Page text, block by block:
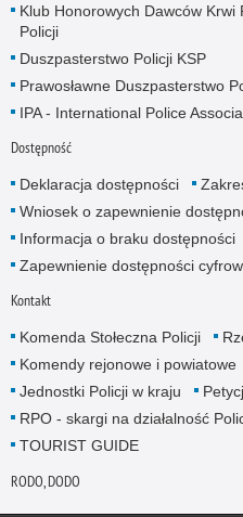
Klub Honorowych Dawców Krwi
Policji
Duszpasterstwo Policji KSP
Prawosławne Duszpasterstwo
IPA - International Police
Dostępność
Deklaracja dostępności
Wniosek o zapewnienie
Informacja o braku dostępności
Zapewnienie dostępności
Kontakt
Komenda Stołeczna Policji
Komendy rejonowe i powiatowe
Jednostki Policji w kraju
RPO - skargi na działalność
TOURIST GUIDE
RODO, DODO